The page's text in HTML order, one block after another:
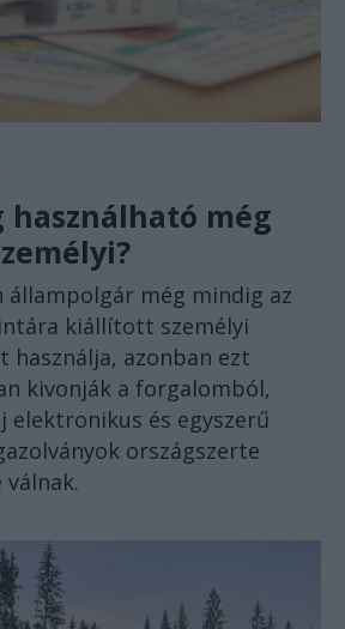
használható még
állampolgár még mindig az
kiállított személyi
használja, azonban ezt
kivonják a forgalomból,
elektronikus és egyszerű
országszerte